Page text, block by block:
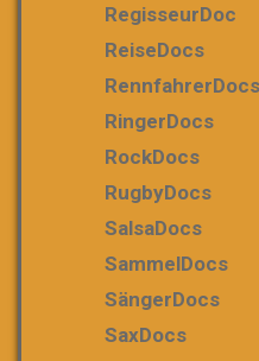
RegisseurDoc
ReiseDocs
RennfahrerDocs
RingerDocs
RockDocs
RugbyDocs
SalsaDocs
SammelDocs
SängerDocs
SaxDocs